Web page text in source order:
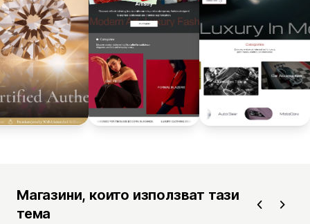
Магазини, които използват тази
тема